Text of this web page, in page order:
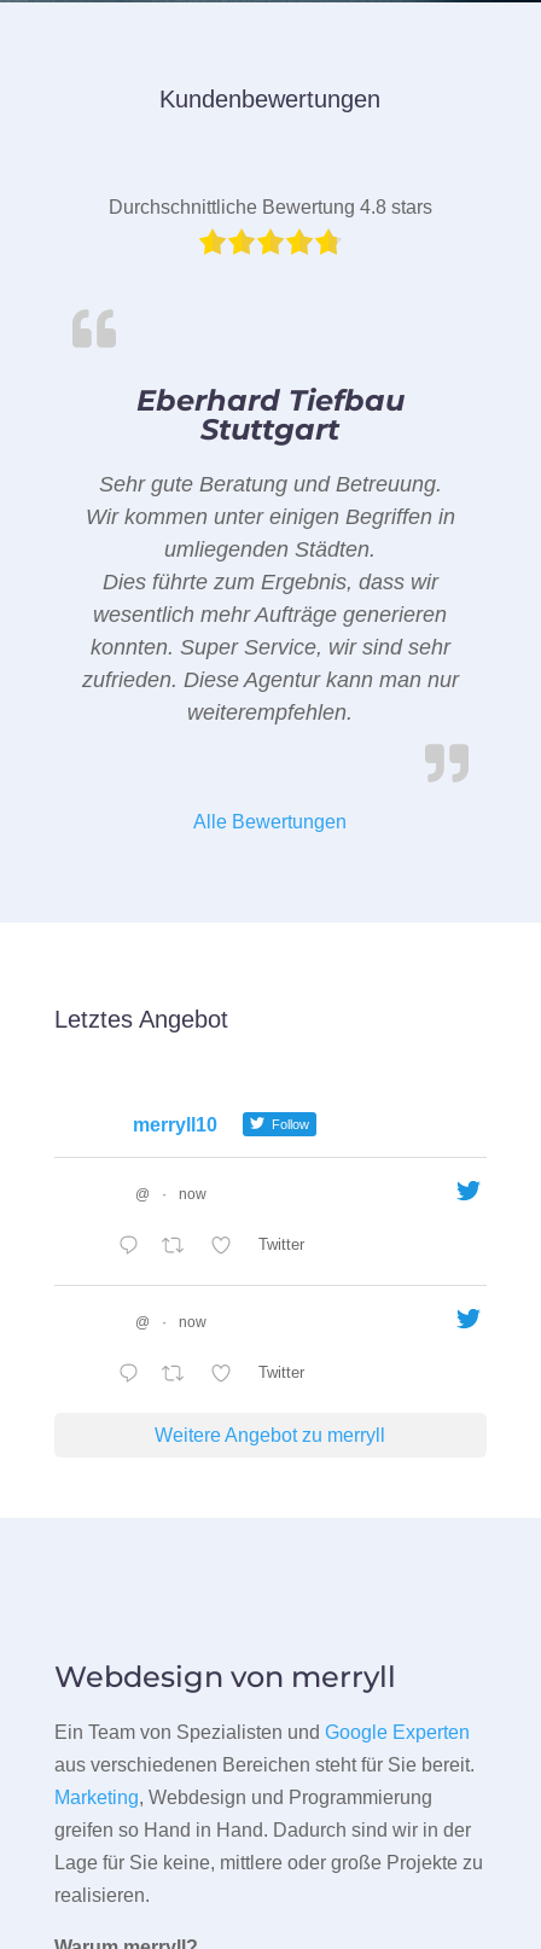
Kundenbewertungen
Durchschnittliche Bewertung 4.8 stars
Eberhard Tiefbau
Stuttgart
Sehr gute Beratung und Betreuung.
Wir kommen unter einigen Begriffen in
umliegenden Städten.
Dies führte zum Ergebnis, dass wir
wesentlich mehr Aufträge generieren
konnten. Super Service, wir sind sehr
zufrieden. Diese Agentur kann man nur
weiterempfehlen.
Alle Bewertungen
Letztes Angebot
merryll10 Follow
@ · now
Twitter
@ · now
Twitter
Weitere Angebot zu merryll
Webdesign von merryll
Ein Team von Spezialisten und Google Experten
aus verschiedenen Bereichen steht für Sie bereit.
Marketing, Webdesign und Programmierung
greifen so Hand in Hand. Dadurch sind wir in der
Lage für Sie keine, mittlere oder große Projekte zu
realisieren.